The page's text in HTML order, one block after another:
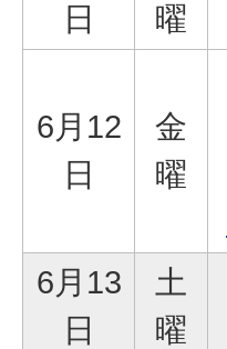
日
曜
6月12
日
金
曜
6月13
日
土
曜